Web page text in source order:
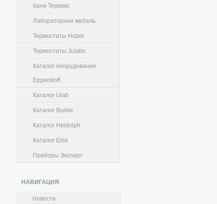
бани Термэкс
Лабораторная мебель
Термостаты Huber
Термостаты Julabo
Каталог оборудования
Eppendoff
Каталог Ulab
Каталог Burkle
Каталог Heidolph
Каталог Elmi
Приборы Эксперт
НАВИГАЦИЯ
Новости